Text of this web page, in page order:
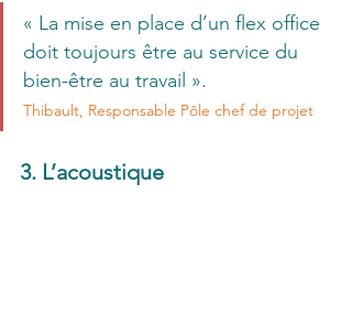
« La mise en place d’un flex office
doit toujours être au service du
bien-être au travail ».
Thibault, Responsable Pôle chef de projet
3. L’acoustique